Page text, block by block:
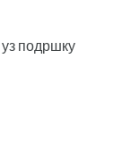
подршку